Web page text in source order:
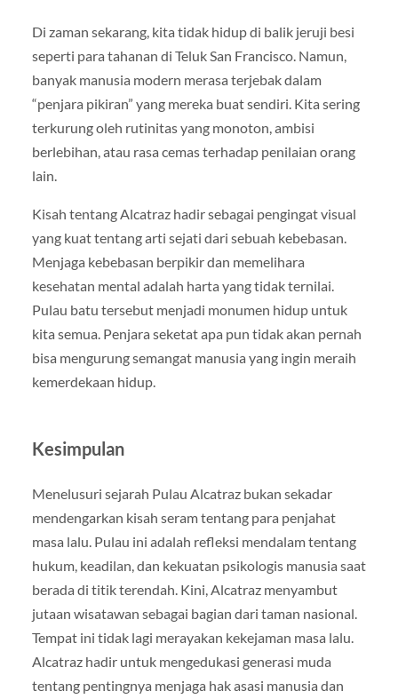
Di zaman sekarang, kita tidak hidup di balik jeruji besi
seperti para tahanan di Teluk San Francisco. Namun,
banyak manusia modern merasa terjebak dalam
“penjara pikiran” yang mereka buat sendiri. Kita sering
terkurung oleh rutinitas yang monoton, ambisi
berlebihan, atau rasa cemas terhadap penilaian orang
lain.
Kisah tentang Alcatraz hadir sebagai pengingat visual
yang kuat tentang arti sejati dari sebuah kebebasan.
Menjaga kebebasan berpikir dan memelihara
kesehatan mental adalah harta yang tidak ternilai.
Pulau batu tersebut menjadi monumen hidup untuk
kita semua. Penjara seketat apa pun tidak akan pernah
bisa mengurung semangat manusia yang ingin meraih
kemerdekaan hidup.
Kesimpulan
Menelusuri sejarah Pulau Alcatraz bukan sekadar
mendengarkan kisah seram tentang para penjahat
masa lalu. Pulau ini adalah refleksi mendalam tentang
hukum, keadilan, dan kekuatan psikologis manusia saat
berada di titik terendah. Kini, Alcatraz menyambut
jutaan wisatawan sebagai bagian dari taman nasional.
Tempat ini tidak lagi merayakan kekejaman masa lalu.
Alcatraz hadir untuk mengedukasi generasi muda
tentang pentingnya menjaga hak asasi manusia dan